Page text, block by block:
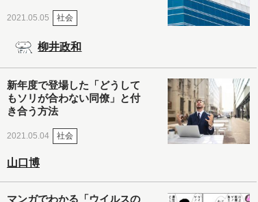
2021.05.05 社会
柳井政和
新年度で登場した「どうして
もソリが合わない同僚」と付
き合う方法
2021.05.04 社会
山口博
マンガでわかる「ウイルスの